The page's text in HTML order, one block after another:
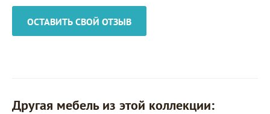
ОСТАВИТЬ СВОЙ ОТЗЫВ
Другая мебель из этой коллекции: